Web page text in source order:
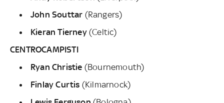
John Souttar (Rangers)
Kieran Tierney (Celtic)
CENTROCAMPISTI
Ryan Christie (Bournemouth)
Finlay Curtis (Kilmarnock)